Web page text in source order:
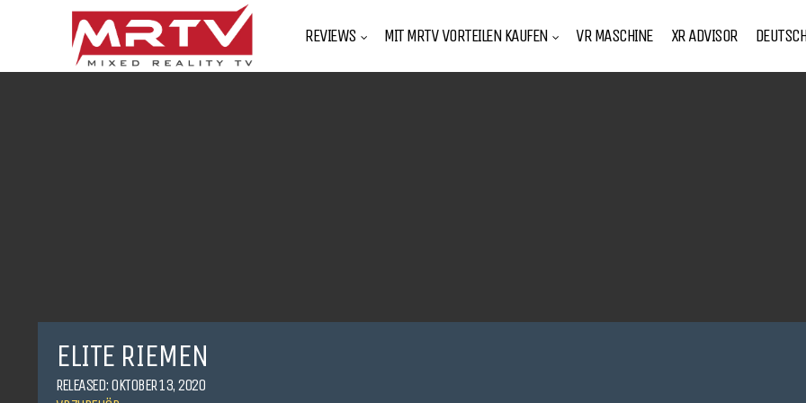
REVIEWS MIT MRTV VORTEILEN KAUFEN VR MASCHINE XR ADVISOR DEUTSCH
ELITE RIEMEN
RELEASED: OKTOBER 13, 2020